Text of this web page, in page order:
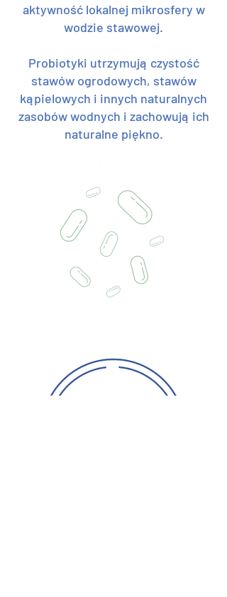
aktywność lokalnej mikrosfery w
wodzie stawowej.
Probiotyki utrzymują czystość
stawów ogrodowych, stawów
kąpielowych i innych naturalnych
zasobów wodnych i zachowują ich
naturalne piękno.